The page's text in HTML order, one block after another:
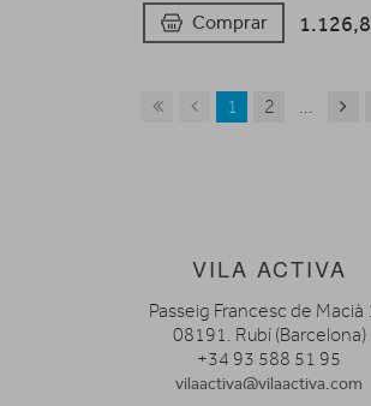
Comprar
1 2 ...
VILA ACTIVA
Passeig Francesc de Macià
08191. Rubí (Barcelona)
+34 93 588 51 95
vilaactiva@vilaactiva.com